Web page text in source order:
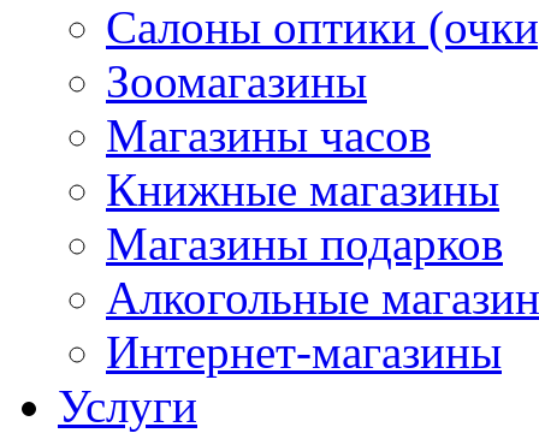
Салоны оптики
Зоомагазины
Магазины часов
Книжные магазины
Магазины подарков
Алкогольные
Интернет-магазины
Услуги